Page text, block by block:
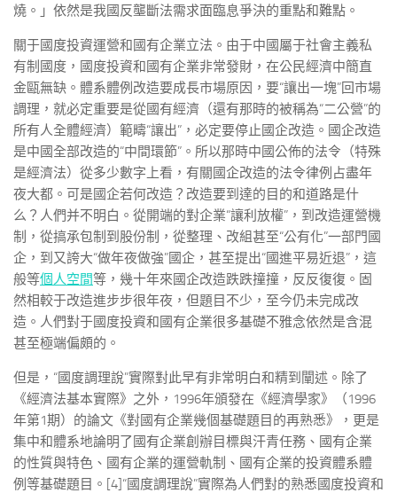
燒。」依然是我國反壟斷法需求面臨息爭決的重點和難點。
關于國度投資運營和國有企業立法。由于中國屬于社會主義私
有制國度，國度投資和國有企業非常發財，在公民經濟中簡直
金甌無缺。體系體例改造要成長市場原因，要“讓出一塊”回市場
調理，就必定重要是從國有經濟（還有那時的被稱為“二公營”的
所有人全體經濟）範疇“讓出”，必定要停止國企改造。國企改造
是中國全部改造的“中間環節”。所以那時中國公佈的法令（特殊
是經濟法）從多少數字上看，有關國企改造的法令律例占盡年
夜大都。可是國企若何改造？改造要到達的目的和道路是什
么？人們并不明白。從開端的對企業“讓利放權”，到改造運營機
制，從搞承包制到股份制，從整理、改組甚至“公有化”一部門國
企，到又誇大“做年夜做強”國企，甚至提出“國進平易近退”，這
般等個人空間等，幾十年來國企改造跌跌撞撞，反反復復。固
然相較于改造進步步很年夜，但題目不少，至今仍未完成改
造。人們對于國度投資和國有企業很多基礎不雅念依然是含混
甚至極端偏頗的。
但是，“國度調理說”實際對此早有非常明白和精到闡述。除了
《經濟法基本實際》之外，1996年頒發在《經濟學家》（1996
年第1期）的論文《對國有企業幾個基礎題目的再熟悉》，更是
集中和體系地論明了國有企業創辦目標與汗青任務、國有企業
的性質與特色、國有企業的運營軌制、國有企業的投資體系體
例等基礎題目。[4]“國度調理說”實際為人們對的熟悉國度投資和